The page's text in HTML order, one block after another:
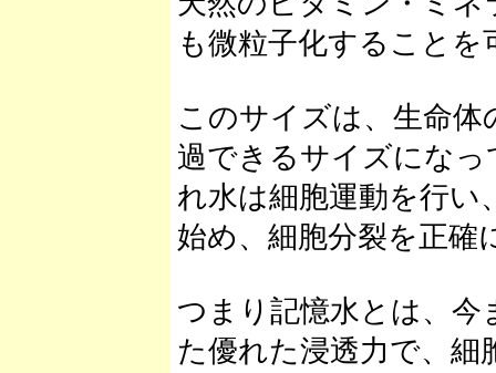
も微粒子化すること
このサイズは、生命体
過できるサイズにな
れ水は細胞運動を行い
始め、細胞分裂を正確
つまり記憶水とは、
た優れた浸透力で、細